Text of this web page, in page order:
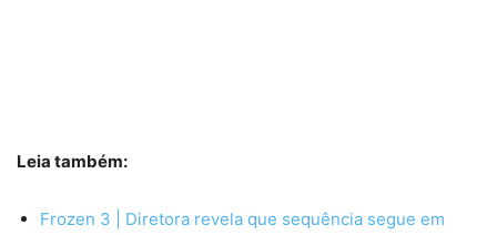
Leia também:
Frozen 3 | Diretora revela que sequência segue em